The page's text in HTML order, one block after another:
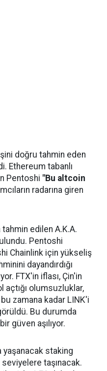
doğru tahmin eden
Ethereum tabanlı
Pentoshi "Bu altcoin
radarına giren
edilen A.K.A.
Pentoshi
Chainlink için yükseliş
dayandırdığı
FTX'in iflası, Çin'in
açtığı olumsuzluklar,
zamana kadar LINK'i
Bu durumda
güven aşılıyor.
yaşanacak staking
seviyelere taşınacak.